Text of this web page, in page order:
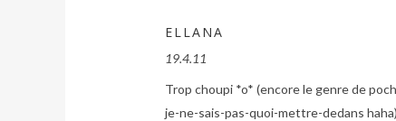
ELLANA
19.4.11
Trop choupi *o* (encore le genre de
je-ne-sais-pas-quoi-mettre-dedans haha)